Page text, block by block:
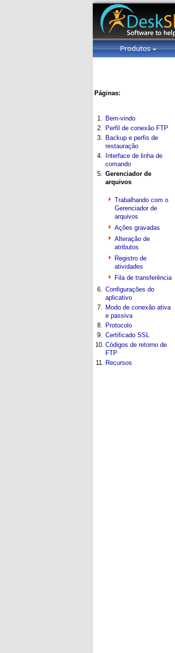
Produtos
Páginas:
1.
Bem-vindo
2.
Perfil de conexão FTP
3.
Backup e perfis de
restauração
4.
Interface de linha de
comando
5.
Gerenciador de
arquivos
Trabalhando com o
Gerenciador de
arquivos
Ações gravadas
Alteração de
atributos
Registro de
atividades
Fila de transferência
6.
Configurações do
aplicativo
7.
Modo de conexão ativa
e passiva
8.
Protocolo
9.
Certificado SSL
10. Códigos de retorno de
FTP
11.
Recursos